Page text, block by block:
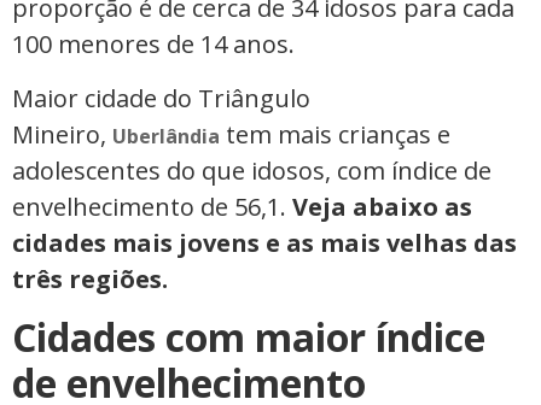
proporção é de cerca de 34 idosos para cada
100 menores de 14 anos.
Maior cidade do Triângulo
Mineiro, Uberlândia tem mais crianças e
adolescentes do que idosos, com índice de
envelhecimento de 56,1. Veja abaixo as
cidades mais jovens e as mais velhas das
três regiões.
Cidades com maior índice
de envelhecimento